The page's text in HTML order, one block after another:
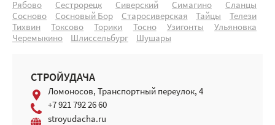
Рябово
Сестрорецк Сиверский Симагино
Сланцы
Сосново
Сосновый Бор Старосиверская Тайцы
Телези
Тихвин
Токсово Торики Тосно Узигонты
Ульяновка
Черемыкино
Шлиссельбург Шушары
СТРОЙУДАЧА
Ломоносов, Транспортный переулок, 4
+7 921 792 26 60
stroyudacha.ru